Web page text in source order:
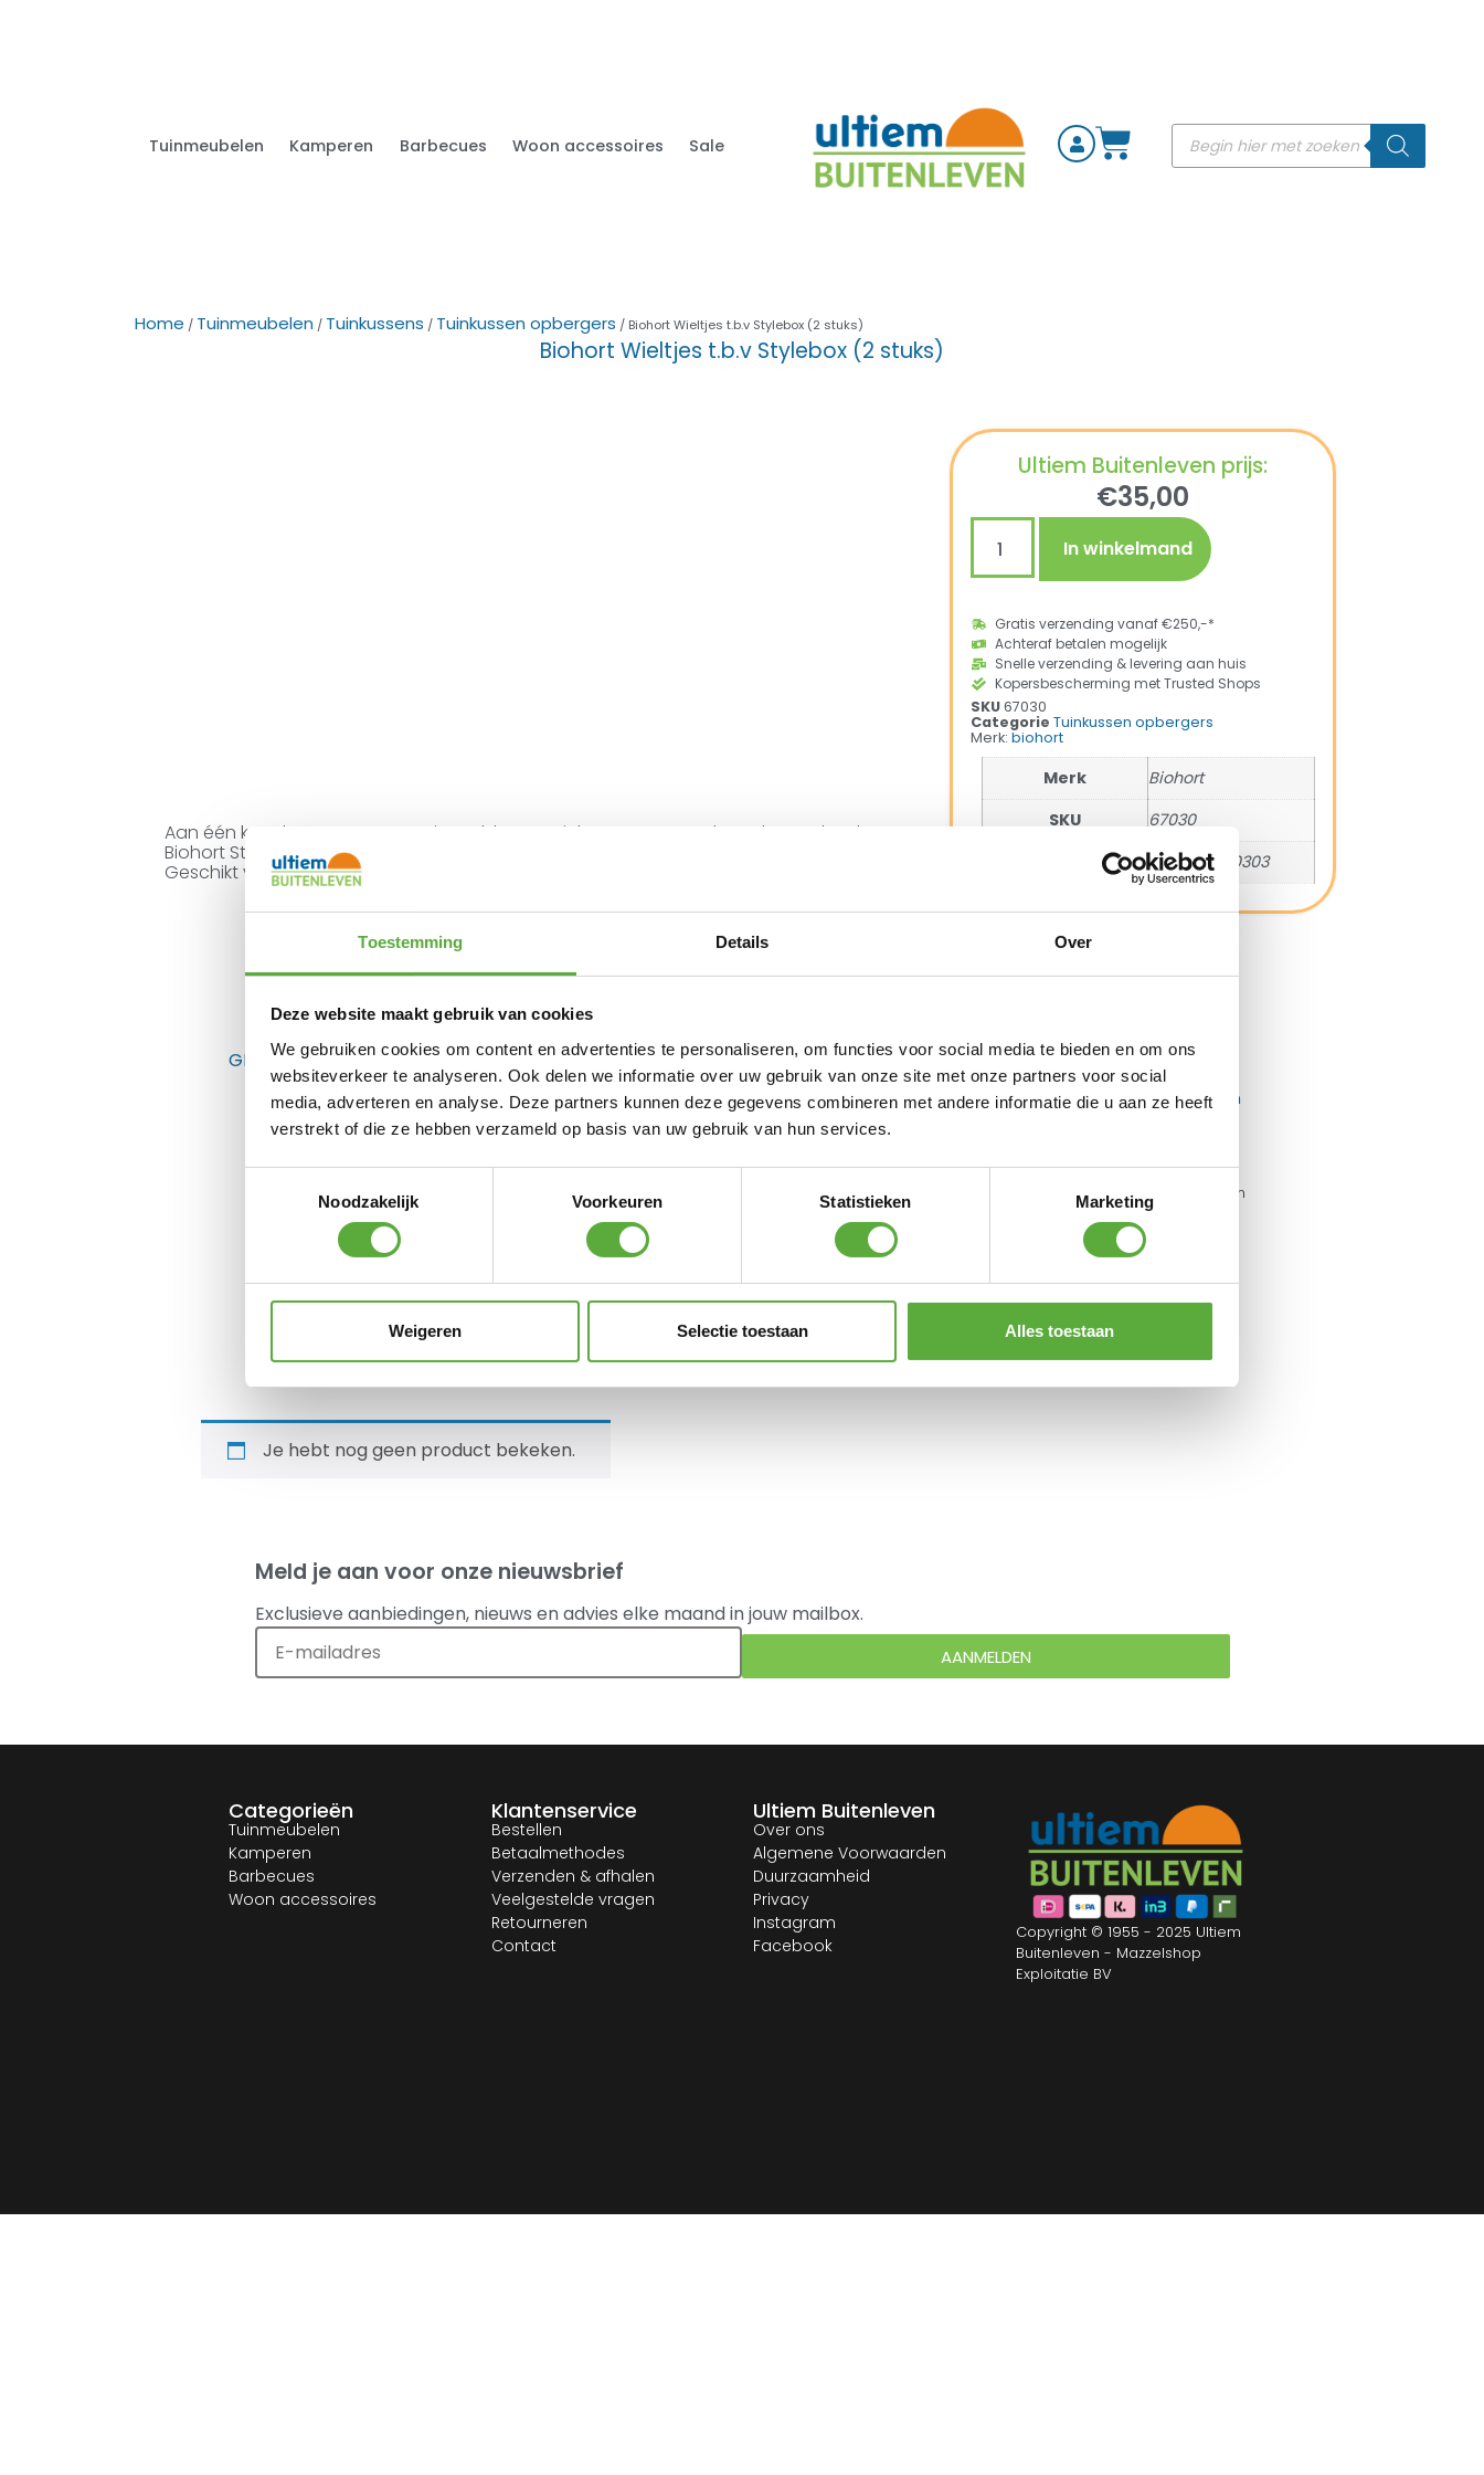
Toestemming Details Over
Deze website maakt gebruik van cookies
We gebruiken cookies om content en advertenties te personaliseren, om functies voor social media te bieden en om ons
websiteverkeer te analyseren. Ook delen we informatie over uw gebruik van onze site met onze partners voor social
media, adverteren en analyse. Deze partners kunnen deze gegevens combineren met andere informatie die u aan ze heeft
verstrekt of die ze hebben verzameld op basis van uw gebruik van hun services.
Noodzakelijk
Voorkeuren Statistieken Marketing
Weigeren Selectie toestaan Alles toestaan
Tuinmeubelen Kamperen Barbecues Woon accessoires Sale
Home / Tuinmeubelen / Tuinkussens / Tuinkussen opbergers / Biohort Wieltjes t.b.v Stylebox (2 stuks)
Biohort Wieltjes t.b.v Stylebox (2 stuks)
Aan één kant kunnen twee stevige rubberen wielen gemonteerd worden zodat de
Biohort Stylebox verplaatst kan worden..
Geschikt voor alle maten van het type Stylebox.
Ultiem Buitenleven prijs:
€35,00
In winkelmand
Gratis verzending vanaf €250,-*
Achteraf betalen mogelijk
Snelle verzending & levering aan huis
Kopersbescherming met Trusted Shops
SKU67030
Categorie Tuinkussen opbergers
Merk: biohort
Merk
Biohort
SKU
67030
9003414670303
GERELATEERDE PRODUCTEN
Biohort Stylebox 170cm –
Hobbybox 160cm High –
AeroCover 200x75xH60cm
€ 64,95
Je hebt nog geen product bekeken.
Meld je aan voor onze nieuwsbrief
Exclusieve aanbiedingen, nieuws en advies elke maand in jouw mailbox.
AANMELDEN
Categorieën
Tuinmeubelen
Kamperen
Barbecues
Woon accessoires
Klantenservice
Bestellen
Betaalmethodes
Verzenden & afhalen
Veelgestelde vragen
Retourneren
Contact
Ultiem Buitenleven
Over ons
Algemene Voorwaarden
Duurzaamheid
Privacy
Instagram
Facebook
Copyright © 1955 - 2025 Ultiem
Buitenleven - Mazzelshop
Exploitatie BV